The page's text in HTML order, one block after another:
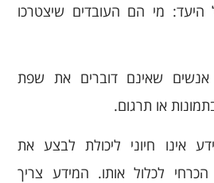
מי הם העובדים שיצטרכו
שאינם דוברים את שפת
או תרגום.
אינו חיוני ליכולת לבצע את
לכלול אותו. המידע צריך